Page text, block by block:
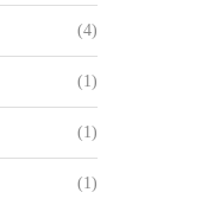
(4)
(1)
(1)
(1)